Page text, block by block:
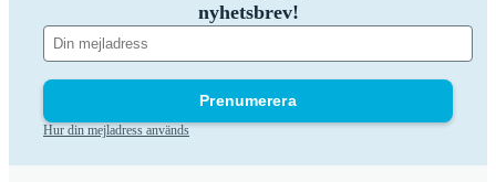
nyhetsbrev!
Prenumerera
Hur din mejladress används